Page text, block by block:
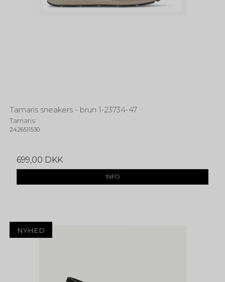
Tamaris sneakers - brun 1-23734-47
Tamaris
2426511530
699,00 DKK
INFO
NYHED